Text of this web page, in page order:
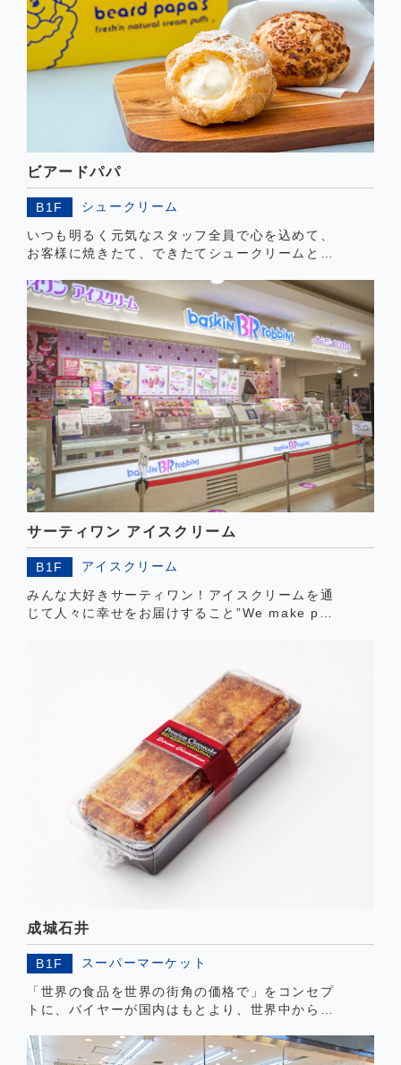
ビアードパパ
B1F
シュークリーム
いつも明るく元気なスタッフ全員で心を込めて、
お客様に焼きたて、できたてシュークリームと幸
サーティワン アイスクリーム
B1F
アイスクリーム
みんな大好きサーティワン！アイスクリームを通
じて人々に幸せをお届けすること”We make peo
成城石井
B1F
スーパーマーケット
「世界の食品を世界の街角の価格で」をコンセプ
トに、バイヤーが国内はもとより、世界中から厳
す。